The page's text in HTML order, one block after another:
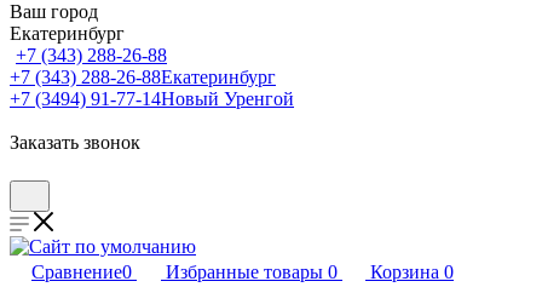
Ваш город
Екатеринбург
+7 (343) 288-26-88
+7 (343) 288-26-88Екатеринбург
+7 (3494) 91-77-14Новый Уренгой
Заказать звонок
Сравнение0 Избранные товары 0 Корзина 0